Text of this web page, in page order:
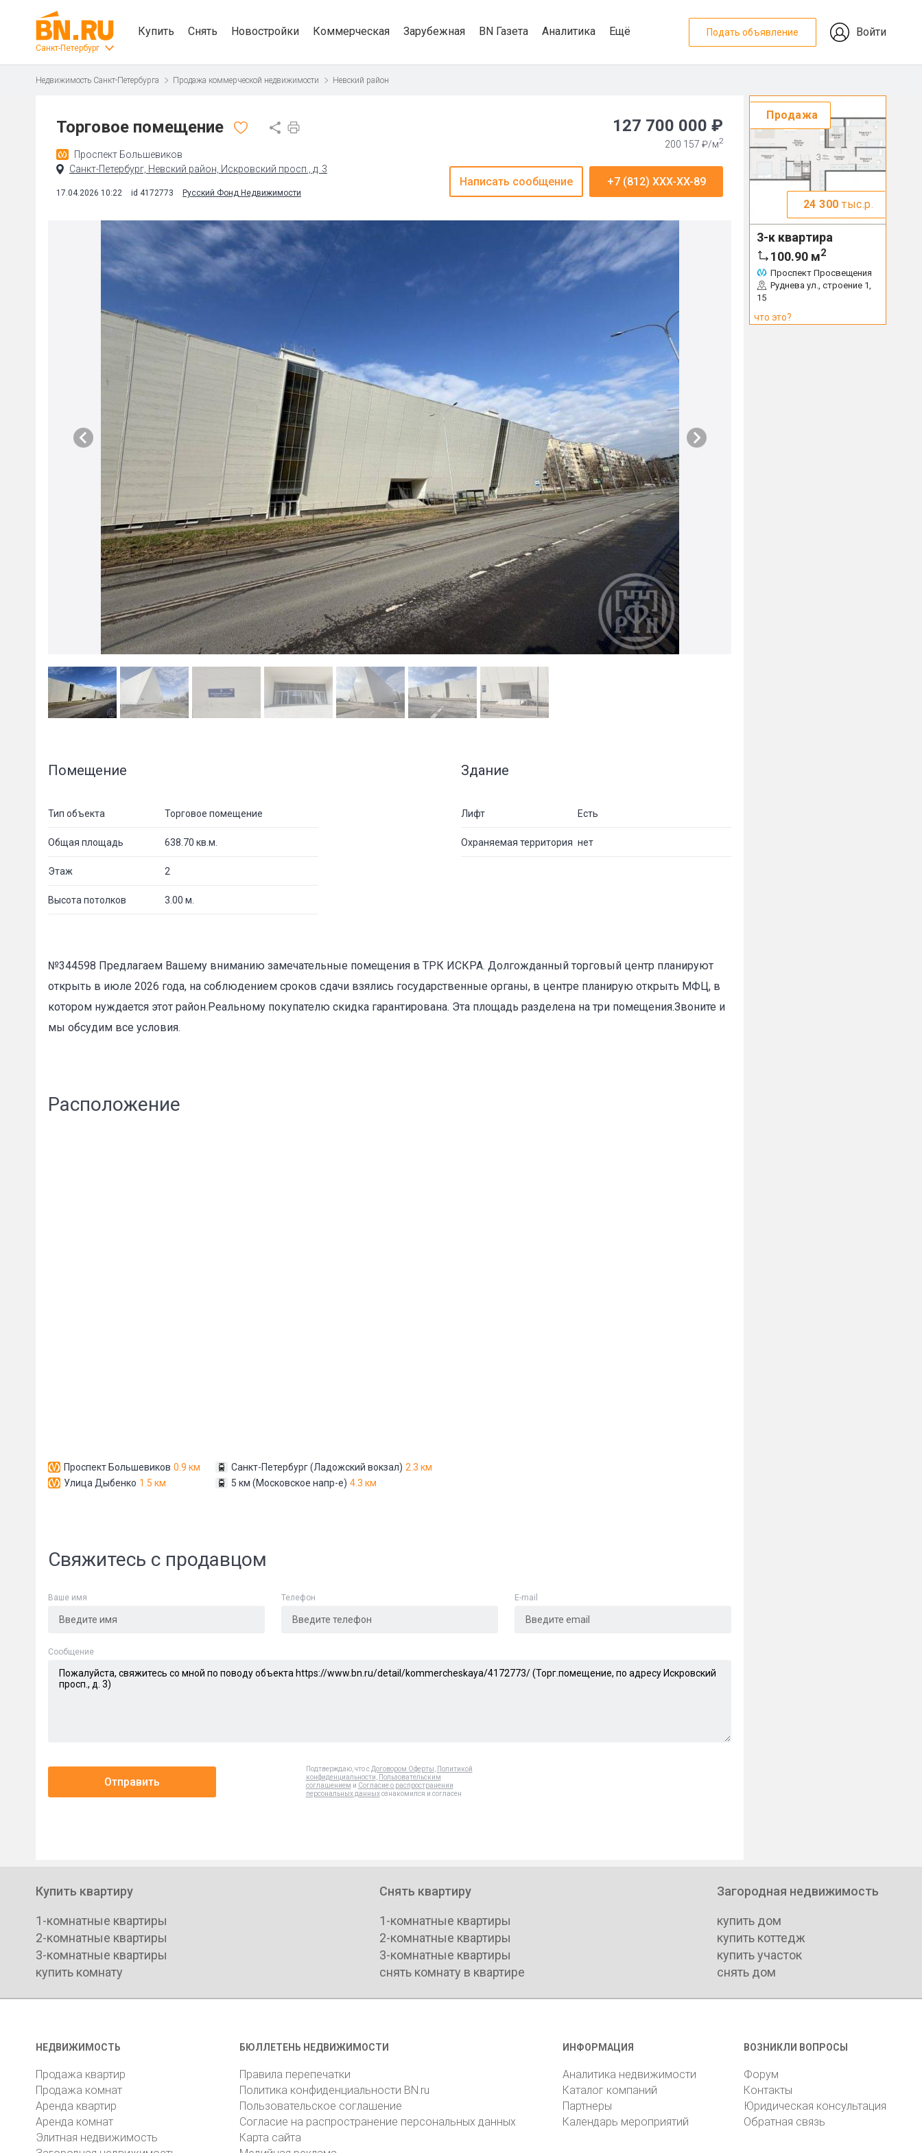
Санкт-Петербург
Купить Снять Новостройки Коммерческая Зарубежная BN Газета Аналитика Ещё Подать объявление Войти
Недвижимость Санкт-Петербурга Продажа коммерческой недвижимости Невский район
Торговое помещение
Проспект Большевиков
Санкт-Петербург, Невский район, Искровский просп., д. 3
17.04.2026 10:22 id 4172773 Русский Фонд Недвижимости
127 700 000 ₽
200 157 ₽/м2
Написать сообщение +7 (812) XXX-XX-89
Помещение
Тип объекта Торговое помещение
Общая площадь 638.70 кв.м.
Этаж 2
Высота потолков 3.00 м.
Здание
Лифт Есть
Охраняемая территория нет
№344598 Предлагаем Вашему вниманию замечательные помещения в ТРК ИСКРА. Долгожданный торговый центр планируют
открыть в июле 2026 года, на соблюдением сроков сдачи взялись государственные органы, в центре планирую открыть МФЦ, в
котором нуждается этот район.Реальному покупателю скидка гарантирована. Эта площадь разделена на три помещения.Звоните и
мы обсудим все условия.
Расположение
Проспект Большевиков 0.9 км
Улица Дыбенко 1.5 км
Санкт-Петербург (Ладожский вокзал) 2.3 км
5 км (Московское напр-е) 4.3 км
Свяжитесь с продавцом
Ваше имя Телефон E-mail
Cообщение
Отправить
Подтверждаю, что с Договором Оферты
Политикой
конфиденциальности
Пользовательским
соглашением и Согласие о распространении
персональных данныхознакомился и согласен
Пожаловаться на объявление ✕
Продажа
24 300 тыс.р.
3-к квартира
100.90 м2
Проспект Просвещения
Руднева ул., строение 1,
15
что это?
Купить квартиру
1-комнатные квартиры
2-комнатные квартиры
3-комнатные квартиры
купить комнату
Снять квартиру
1-комнатные квартиры
2-комнатные квартиры
3-комнатные квартиры
снять комнату в квартире
Загородная недвижимость
купить дом
купить коттедж
купить участок
снять дом
НЕДВИЖИМОСТЬ
Продажа квартир
Продажа комнат
Аренда квартир
Аренда комнат
Элитная недвижимость
БЮЛЛЕТЕНЬ НЕДВИЖИМОСТИ
Правила перепечатки
Политика конфиденциальности BN.ru
Пользовательское соглашение
Согласие на распространение персональных данных
Карта сайта
ИНФОРМАЦИЯ
Аналитика недвижимости
Каталог компаний
Партнеры
Календарь мероприятий
ВОЗНИКЛИ ВОПРОСЫ
Форум
Контакты
Юридическая консультация
Обратная связь